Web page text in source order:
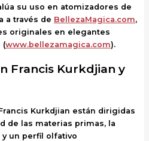
su uso en atomizadores de
a través de BellezaMagica.com,
originales en elegantes
(www.bellezamagica.com).
Francis Kurkdjian y
Kurkdjian están dirigidas
de las materias primas, la
y un perfil olfativo